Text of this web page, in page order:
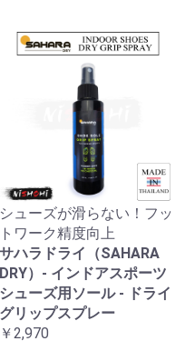
シューズが滑らない！フッ
トワーク精度向上
サハラドライ（SAHARA
DRY）- インドアスポーツ
シューズ用ソール - ドライ
グリップスプレー
￥2,970